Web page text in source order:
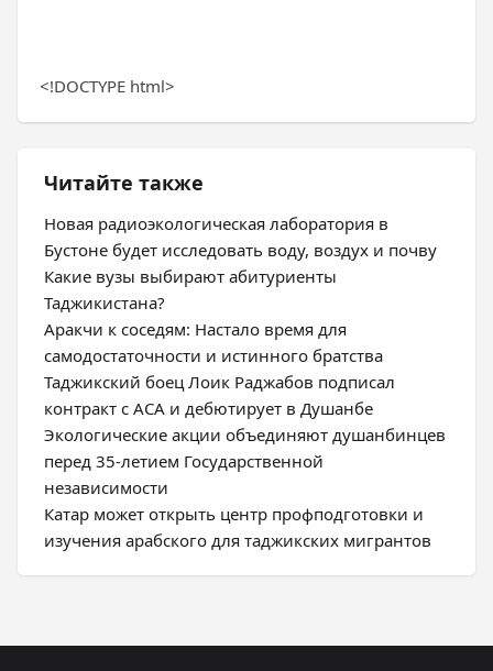
<!DOCTYPE html>
Читайте также
Новая радиоэкологическая лаборатория в
Бустоне будет исследовать воду, воздух и почву
Какие вузы выбирают абитуриенты
Таджикистана?
Аракчи к соседям: Настало время для
самодостаточности и истинного братства
Таджикский боец Лоик Раджабов подписал
контракт с ACA и дебютирует в Душанбе
Экологические акции объединяют душанбинцев
перед 35-летием Государственной
независимости
Катар может открыть центр профподготовки и
изучения арабского для таджикских мигрантов